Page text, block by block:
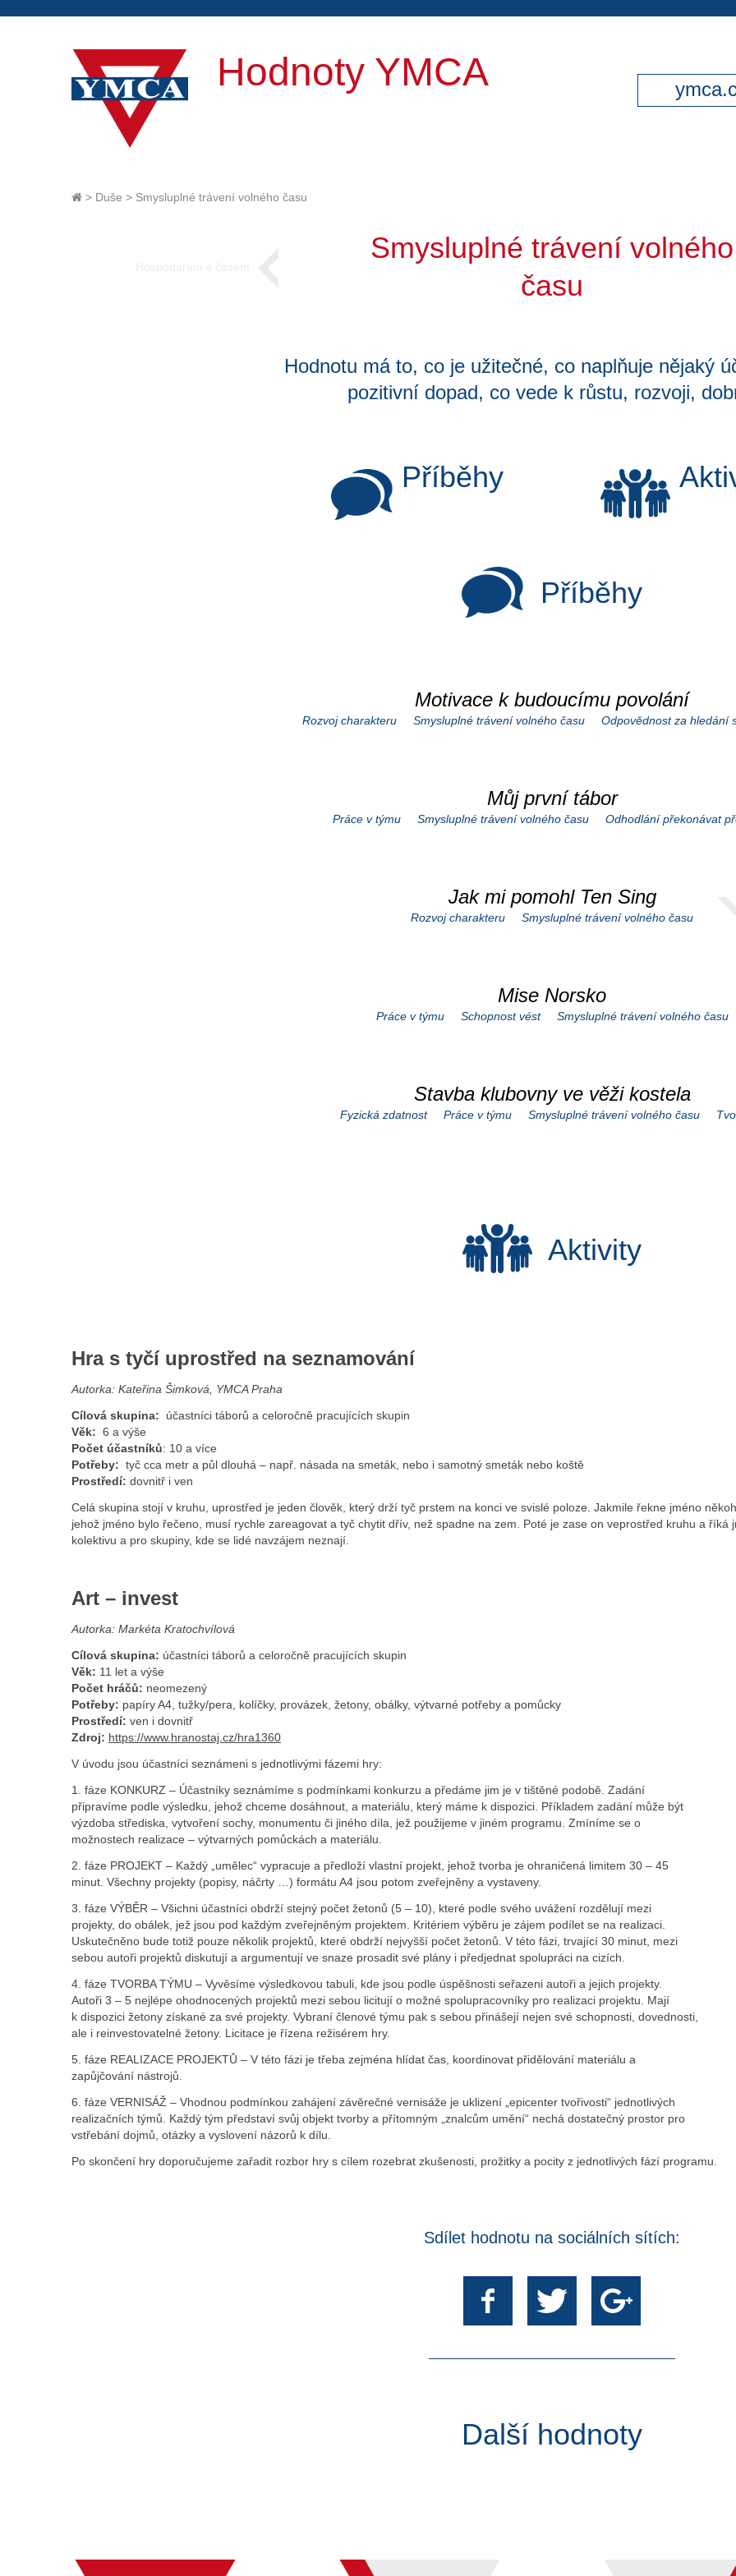
Hodnoty YMCA
> Duše > Smysluplné trávení volného času
Smysluplné trávení volného
času
Hodnotu má to, co je užitečné, co naplňuje nějaký
pozitivní dopad, co vede k růstu, rozvoji,
Příběhy
Příběhy
Motivace k budoucímu povolání
Rozvoj charakteru Smysluplné trávení volného času Odpovědnost za hledání
Můj první tábor
Práce v týmu Smysluplné trávení volného času Odhodlání překonávat
Jak mi pomohl Ten Sing
Rozvoj charakteru Smysluplné trávení volného času
Mise Norsko
Práce v týmu Schopnost vést Smysluplné trávení volného času
Stavba klubovny ve věži kostela
Fyzická zdatnost Práce v týmu Smysluplné trávení volného času
Aktivity
Hra s tyčí uprostřed na seznamování
Autorka: Kateřina Šimková, YMCA Praha
Cílová skupina: účastníci táborů a celoročně pracujících skupin
Věk: 6 a výše
Počet účastníků: 10 a více
Potřeby: tyč cca metr a půl dlouhá – např. násada na smeták, nebo i samotný smeták nebo koště
Prostředí: dovnitř i ven
Celá skupina stojí v kruhu, uprostřed je jeden člověk, který drží tyč prstem na konci ve svislé poloze. Jakmile řekne jméno
jehož jméno bylo řečeno, musí rychle zareagovat a tyč chytit dřív, než spadne na zem. Poté je zase on veprostřed kruhu a
kolektivu a pro skupiny, kde se lidé navzájem neznají.
Art – invest
Autorka: Markéta Kratochvílová
Cílová skupina: účastníci táborů a celoročně pracujících skupin
Věk: 11 let a výše
Počet hráčů: neomezený
Potřeby: papíry A4, tužky/pera, kolíčky, provázek, žetony, obálky, výtvarné potřeby a pomůcky
Prostředí: ven i dovnitř
Zdroj: https://www.hranostaj.cz/hra1360
V úvodu jsou účastníci seznámeni s jednotlivými fázemi hry:
1. fáze KONKURZ – Účastníky seznámíme s podmínkami konkurzu a předáme jim je v tištěné podobě. Zadání
připravíme podle výsledku, jehož chceme dosáhnout, a materiálu, který máme k dispozici. Příkladem zadání může být
výzdoba střediska, vytvoření sochy, monumentu či jiného díla, jež použijeme v jiném programu. Zmíníme se o
možnostech realizace – výtvarných pomůckách a materiálu.
2. fáze PROJEKT – Každý „umělec“ vypracuje a předloží vlastní projekt, jehož tvorba je ohraničená limitem 30 – 45
minut. Všechny projekty (popisy, náčrty …) formátu A4 jsou potom zveřejněny a vystaveny.
3. fáze VÝBĚR – Všichni účastníci obdrží stejný počet žetonů (5 – 10), které podle svého uvážení rozdělují mezi
projekty, do obálek, jež jsou pod každým zveřejněným projektem. Kritériem výběru je zájem podílet se na realizaci.
Uskutečněno bude totiž pouze několik projektů, které obdrží nejvyšší počet žetonů. V této fázi, trvající 30 minut, mezi
sebou autoři projektů diskutují a argumentují ve snaze prosadit své plány i předjednat spolupráci na cizích.
4. fáze TVORBA TÝMU – Vyvěsíme výsledkovou tabuli, kde jsou podle úspěšnosti seřazeni autoři a jejich projekty.
Autoři 3 – 5 nejlépe ohodnocených projektů mezi sebou licitují o možné spolupracovníky pro realizaci projektu. Mají
k dispozici žetony získané za své projekty. Vybraní členové týmu pak s sebou přinášejí nejen své schopnosti, dovednosti,
ale i reinvestovatelné žetony. Licitace je řízena režisérem hry.
5. fáze REALIZACE PROJEKTŮ – V této fázi je třeba zejména hlídat čas, koordinovat přidělování materiálu a
zapůjčování nástrojů.
6. fáze VERNISÁŽ – Vhodnou podmínkou zahájení závěrečné vernisáže je uklizení „epicenter tvořivosti“ jednotlivých
realizačních týmů. Každý tým představí svůj objekt tvorby a přítomným „znalcům umění“ nechá dostatečný prostor pro
vstřebání dojmů, otázky a vyslovení názorů k dílu.
Po skončení hry doporučujeme zařadit rozbor hry s cílem rozebrat zkušenosti, prožitky a pocity z jednotlivých fází programu.
Sdílet hodnotu na sociálních sítích:
Další hodnoty